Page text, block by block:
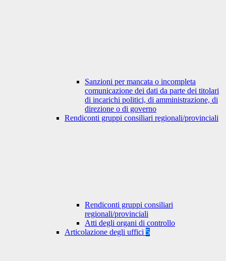
Sanzioni per mancata o incompleta
comunicazione dei dati da parte dei titolari
di incarichi politici, di amministrazione, di
direzione o di governo
Rendiconti gruppi consiliari regionali/provinciali
Rendiconti gruppi consiliari
regionali/provinciali
Atti degli organi di controllo
Articolazione degli uffici 5